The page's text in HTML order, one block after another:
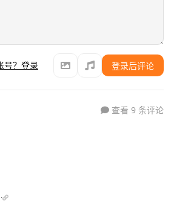
号？登录 登录后评论
查看 9 条评论
·